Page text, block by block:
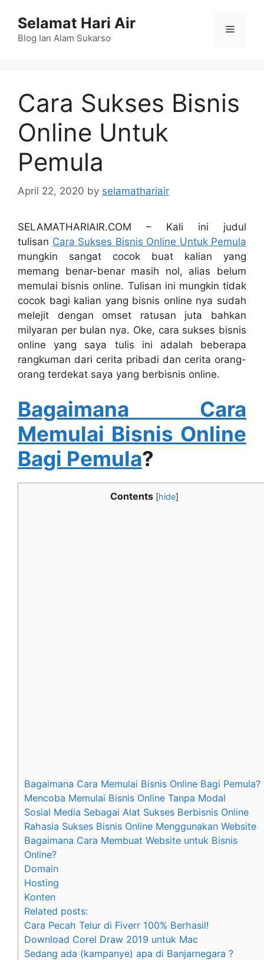
content
Selamat Hari Air
Blog Ian Alam Sukarso
Menu
Cara Sukses Bisnis
Online Untuk
Pemula
April 22, 2020 by selamathariair
SELAMATHARIAIR.COM – Kali ini judul
tulisan Cara Sukses Bisnis Online Untuk Pemula
mungkin sangat cocok buat kalian yang
memang benar-benar masih nol, alias belum
memulai bisnis online. Tulisan ini mungkin tidak
cocok bagi kalian yang bisnis online nya sudah
melejit dengan omset ratusan juta bahkan
milyaran per bulan nya. Oke, cara sukses bisnis
online yang saya tulis ini adalah beberapa
rangkuman dari cerita pribadi dan cerita orang-
orang terdekat saya yang berbisnis online.
Bagaimana Cara
Memulai Bisnis Online
Bagi Pemula?
Contents [hide]
Bagaimana Cara Memulai Bisnis Online Bagi Pemula?
Mencoba Memulai Bisnis Online Tanpa Modal
Sosial Media Sebagai Alat Sukses Berbisnis Online
Rahasia Sukses Bisnis Online Menggunakan Website
Bagaimana Cara Membuat Website untuk Bisnis
Online?
Domain
Hosting
Konten
Related posts:
Cara Pecah Telur di Fiverr 100% Berhasil!
Download Corel Draw 2019 untuk Mac
Sedang ada (kampanye) apa di Banjarnegara ?